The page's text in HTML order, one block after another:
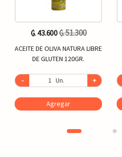
₲. 43.600₲. 51.300
ACEITE DE OLIVA NATURA LIBRE
DE GLUTEN 120GR.
- Un. +
Agregar